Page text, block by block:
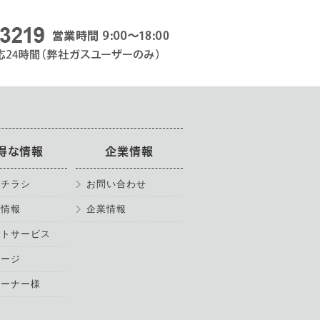
な情報
ラシ
報
サービス
ジ
ナー様
企業情報
お問い合わせ
企業情報